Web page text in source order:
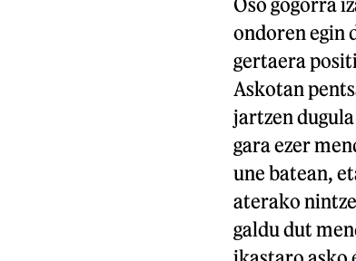
ondoren egin
gertaera
Askotan
jartzen
gara ezer
une batean,
aterako
galdu dut